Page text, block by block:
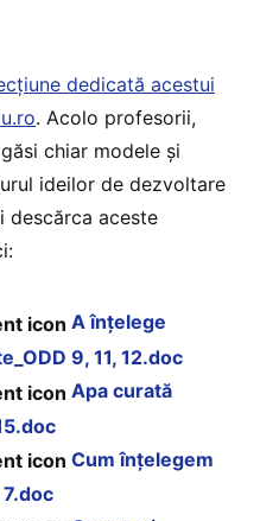
dedicată acestui
. Acolo profesorii,
chiar modele şi
ideilor de dezvoltare
descărca aceste
A înţelege
9, 11, 12.doc
Apa curată
Cum înţelegem